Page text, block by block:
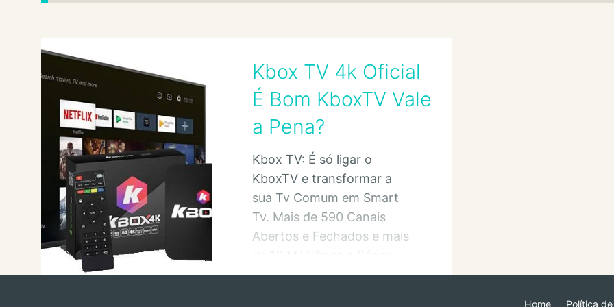
Kbox TV 4k Oficial
É Bom KboxTV Vale
a Pena?
Kbox TV: É só ligar o
KboxTV e transformar a
sua Tv Comum em Smart
Tv. Mais de 590 Canais
Abertos e Fechados e mais
Home Política